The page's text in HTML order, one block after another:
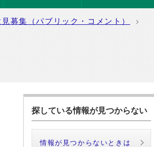
募集（パブリック・コメント）
探している情報が見つからない
情報が見つからないときは